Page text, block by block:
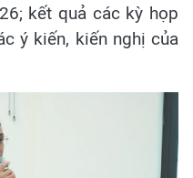
kết quả các kỳ họp
ý kiến, kiến nghị của